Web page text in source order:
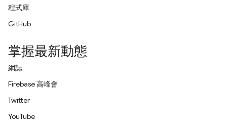
程式庫
GitHub
掌握最新動態
網誌
Firebase 高峰會
Twitter
YouTube